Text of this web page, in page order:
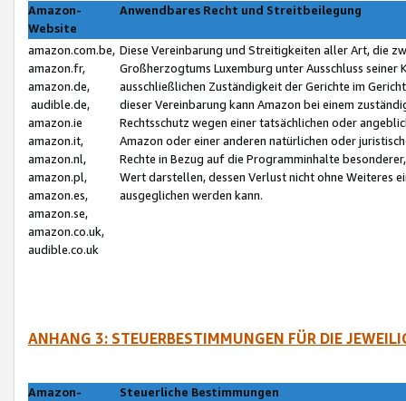
Amazon-
Website
Anwendbares Recht und Streitbeilegung
amazon.com.be,
amazon.fr,
amazon.de,
audible.de,
amazon.ie
amazon.it,
amazon.nl,
amazon.pl,
amazon.es,
amazon.se,
amazon.co.uk,
audible.co.uk
Diese Vereinbarung und Streitigkeiten aller Art, die
Großherzogtums Luxemburg unter Ausschluss
ausschließlichen Zuständigkeit der Gerichte im
dieser Vereinbarung kann Amazon bei einem
Rechtsschutz wegen einer tatsächlichen oder
Amazon oder einer anderen natürlichen oder
Rechte in Bezug auf die Programminhalte
Wert darstellen, dessen Verlust nicht ohne Weiteres
ausgeglichen werden kann.
ANHANG 3: STEUERBESTIMMUNGEN FÜR DIE
Amazon-
Steuerliche Bestimmungen